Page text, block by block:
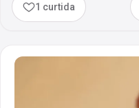
1 curtida